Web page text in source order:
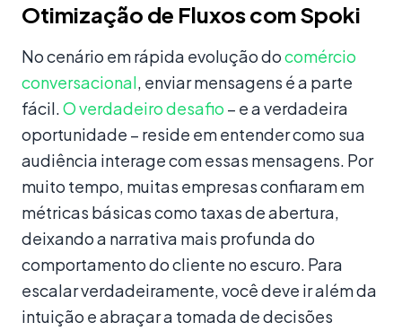
Otimização de Fluxos com Spoki
No cenário em rápida evolução docomércio
conversacional, enviar mensagens é a parte
fácil.O verdadeiro desafio – e a verdadeira
oportunidade – reside em entender como sua
audiência interage com essas mensagens. Por
muito tempo, muitas empresas confiaram em
métricas básicas como taxas de abertura,
deixando a narrativa mais profunda do
comportamento do cliente no escuro. Para
escalar verdadeiramente, você deve ir além da
intuição e abraçar a tomada de decisões